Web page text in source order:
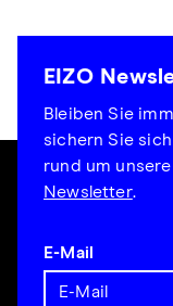
EIZO
Bleiben Sie
sichern Sie
rund um
Newsletter.
E-Mail